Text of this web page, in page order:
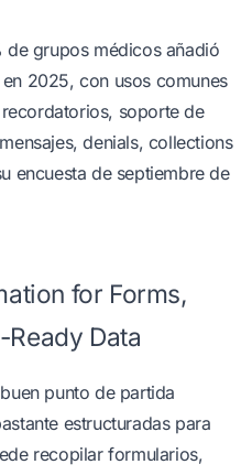
grupos médicos añadió
2025, con usos comunes
soporte de
denials, collections
encuesta de septiembre de
for Forms,
Ready Data
punto de partida
estructuradas para
recopilar formularios,